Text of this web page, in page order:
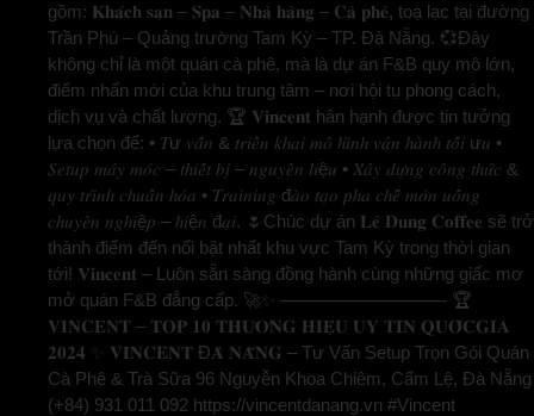
gồm: 𝐊𝐡𝐚́𝐜𝐡 𝐬𝐚̣𝐧 – 𝐒𝐩𝐚 – 𝐍𝐡𝐚̀ 𝐡𝐚̀𝐧𝐠 – 𝐂𝐚̀ 𝐩𝐡𝐞̂, toạ lạc tại đường
Trần Phú – Quảng trường Tam Kỳ – TP. Đà Nẵng. 💞Đây
không chỉ là một quán cà phê, mà là dự án F&B quy mô lớn,
điểm nhấn mới của khu trung tâm – nơi hội tụ phong cách,
dịch vụ và chất lượng. 🏆 𝐕𝐢𝐧𝐜𝐞𝐧𝐭 hân hạnh được tin tưởng
lựa chọn để: • 𝑇ư 𝑣𝑎̂́𝑛 & 𝑡𝑟𝑖𝑒̂̉𝑛 𝑘ℎ𝑎𝑖 𝑚𝑜̂ ℎ𝑖̀𝑛ℎ 𝑣𝑎̣̂𝑛 ℎ𝑎̀𝑛ℎ 𝑡𝑜̂́𝑖 ư𝑢 •
𝑆𝑒𝑡𝑢𝑝 𝑚𝑎́𝑦 𝑚𝑜́𝑐 – 𝑡ℎ𝑖𝑒̂́𝑡 𝑏𝑖̣ – 𝑛𝑔𝑢𝑦𝑒̂𝑛 𝑙𝑖ệ𝑢 • 𝑋𝑎̂𝑦 𝑑𝑢̛̣𝑛𝑔 𝑐𝑜̂𝑛𝑔 𝑡ℎ𝑢̛́𝑐 &
𝑞𝑢𝑦 𝑡𝑟𝑖̀𝑛ℎ 𝑐ℎ𝑢𝑎̂̉𝑛 ℎ𝑜́𝑎 • 𝑇𝑟𝑎𝑖𝑛𝑖𝑛𝑔 đ𝑎̀𝑜 𝑡𝑎̣𝑜 𝑝ℎ𝑎 𝑐ℎ𝑒̂́ 𝑚𝑜́𝑛 𝑢𝑜̂́𝑛𝑔
𝑐ℎ𝑢𝑦𝑒̂𝑛 𝑛𝑔ℎ𝑖ệ𝑝 – ℎ𝑖ệ𝑛 đ𝑎̣𝑖. 🌷Chúc dự án 𝐋𝐞̂ 𝐃𝐮𝐧𝐠 𝐂𝐨𝐟𝐟𝐞𝐞 sẽ trở
thành điểm đến nổi bật nhất khu vực Tam Kỳ trong thời gian
tới! 𝐕𝐢𝐧𝐜𝐞𝐧𝐭 – Luôn sẵn sàng đồng hành cùng những giấc mơ
mở quán F&B đẳng cấp. 🚀✨ —————————- 🏆
𝐕𝐈𝐍𝐂𝐄𝐍𝐓 – 𝐓𝐎𝐏 𝟏𝟎 𝐓𝐇𝐔̛𝐎̛𝐍𝐆 𝐇𝐈𝐄̣̂𝐔 𝐔𝐘 𝐓𝐈́𝐍 𝐐𝐔𝐎̂́𝐂𝐆𝐈𝐀
𝟐𝟎𝟐𝟒 ✨ 𝐕𝐈𝐍𝐂𝐄𝐍𝐓 Đ𝐀̀ 𝐍𝐀̆̃𝐍𝐆 – Tư Vấn Setup Trọn Gói Quán
Cà Phê & Trà Sữa 96 Nguyễn Khoa Chiêm, Cẩm Lệ, Đà Nẵng
(+84) 931 011 092 https://vincentdanang.vn #Vincent